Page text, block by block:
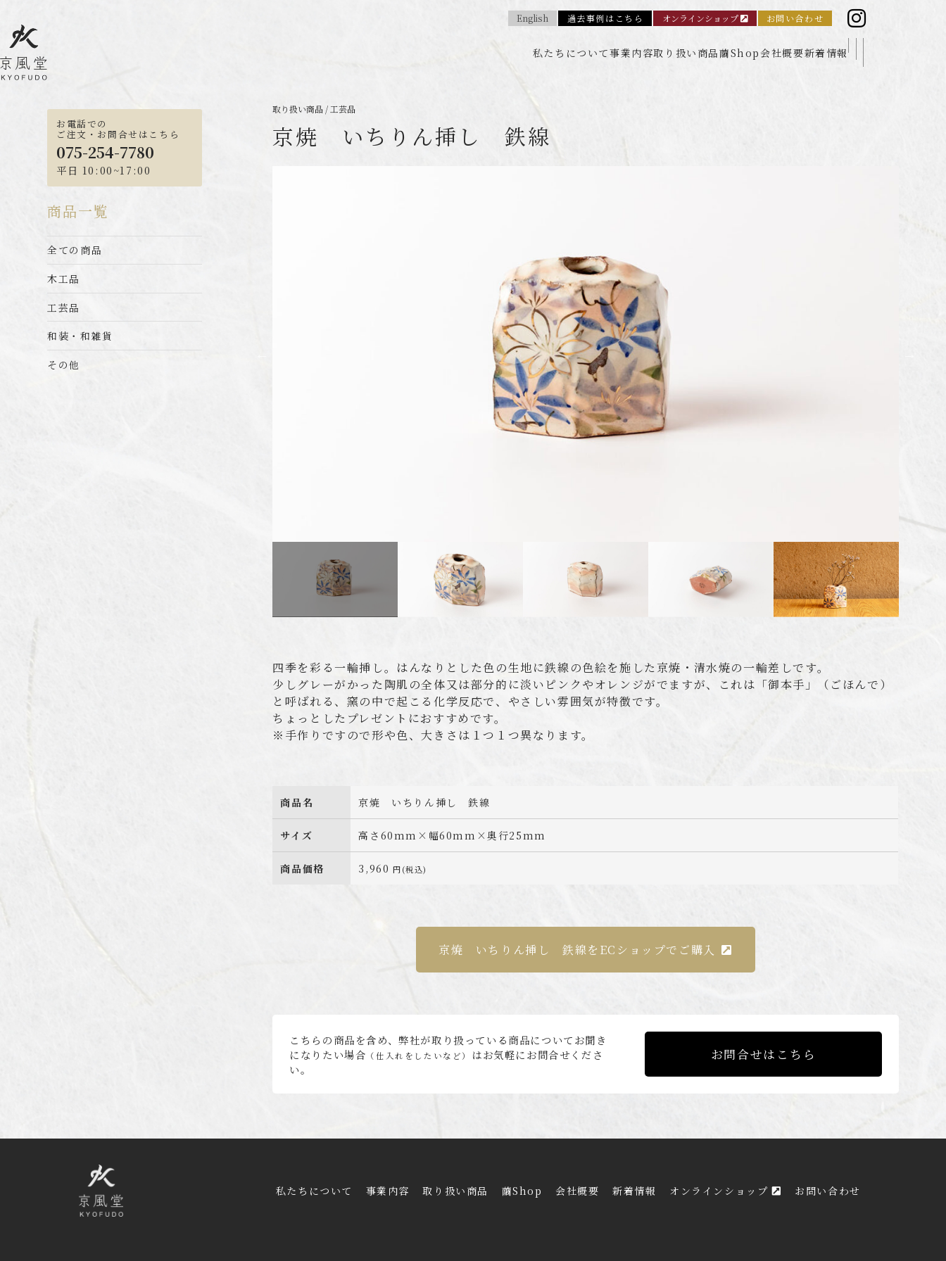
English 過去事例はこちら オンラインショップ お問い合わせ
私たちについて事業内容取り扱い商品繭Shop 会社概要新着情報
お電話での
ご注文・お問合せはこちら
075-254-7780
平日 10:00~17:00
商品一覧
全ての商品
木工品
工芸品
和装・和雑貨
その他
取り扱い商品 / 工芸品
京焼 いちりん挿し 鉄線
四季を彩る一輪挿し。はんなりとした色の生地に鉄線の色絵を施した京焼・清水焼の一輪差しです。
少しグレーがかった陶肌の全体又は部分的に淡いピンクやオレンジがでますが、これは「御本手」（ごほんで）
と呼ばれる、窯の中で起こる化学反応で、やさしい雰囲気が特徴です。
ちょっとしたプレゼントにおすすめです。
※手作りですので形や色、大きさは１つ１つ異なります。
商品名 京焼 いちりん挿し 鉄線
サイズ 高さ60mm×幅60mm×奥行25mm
商品価格 3,960 円(税込)
京焼 いちりん挿し 鉄線を ECショップでご購入
こちらの商品を含め、弊社が取り扱っている商品についてお聞き
になりたい場合 （仕入れをしたいなど）
はお気軽にお問合せくださ
い。
お問合せはこちら
私たちについて 事業内容 取り扱い商品 繭Shop 会社概要 新着情報 オンラインショップ お問い合わせ